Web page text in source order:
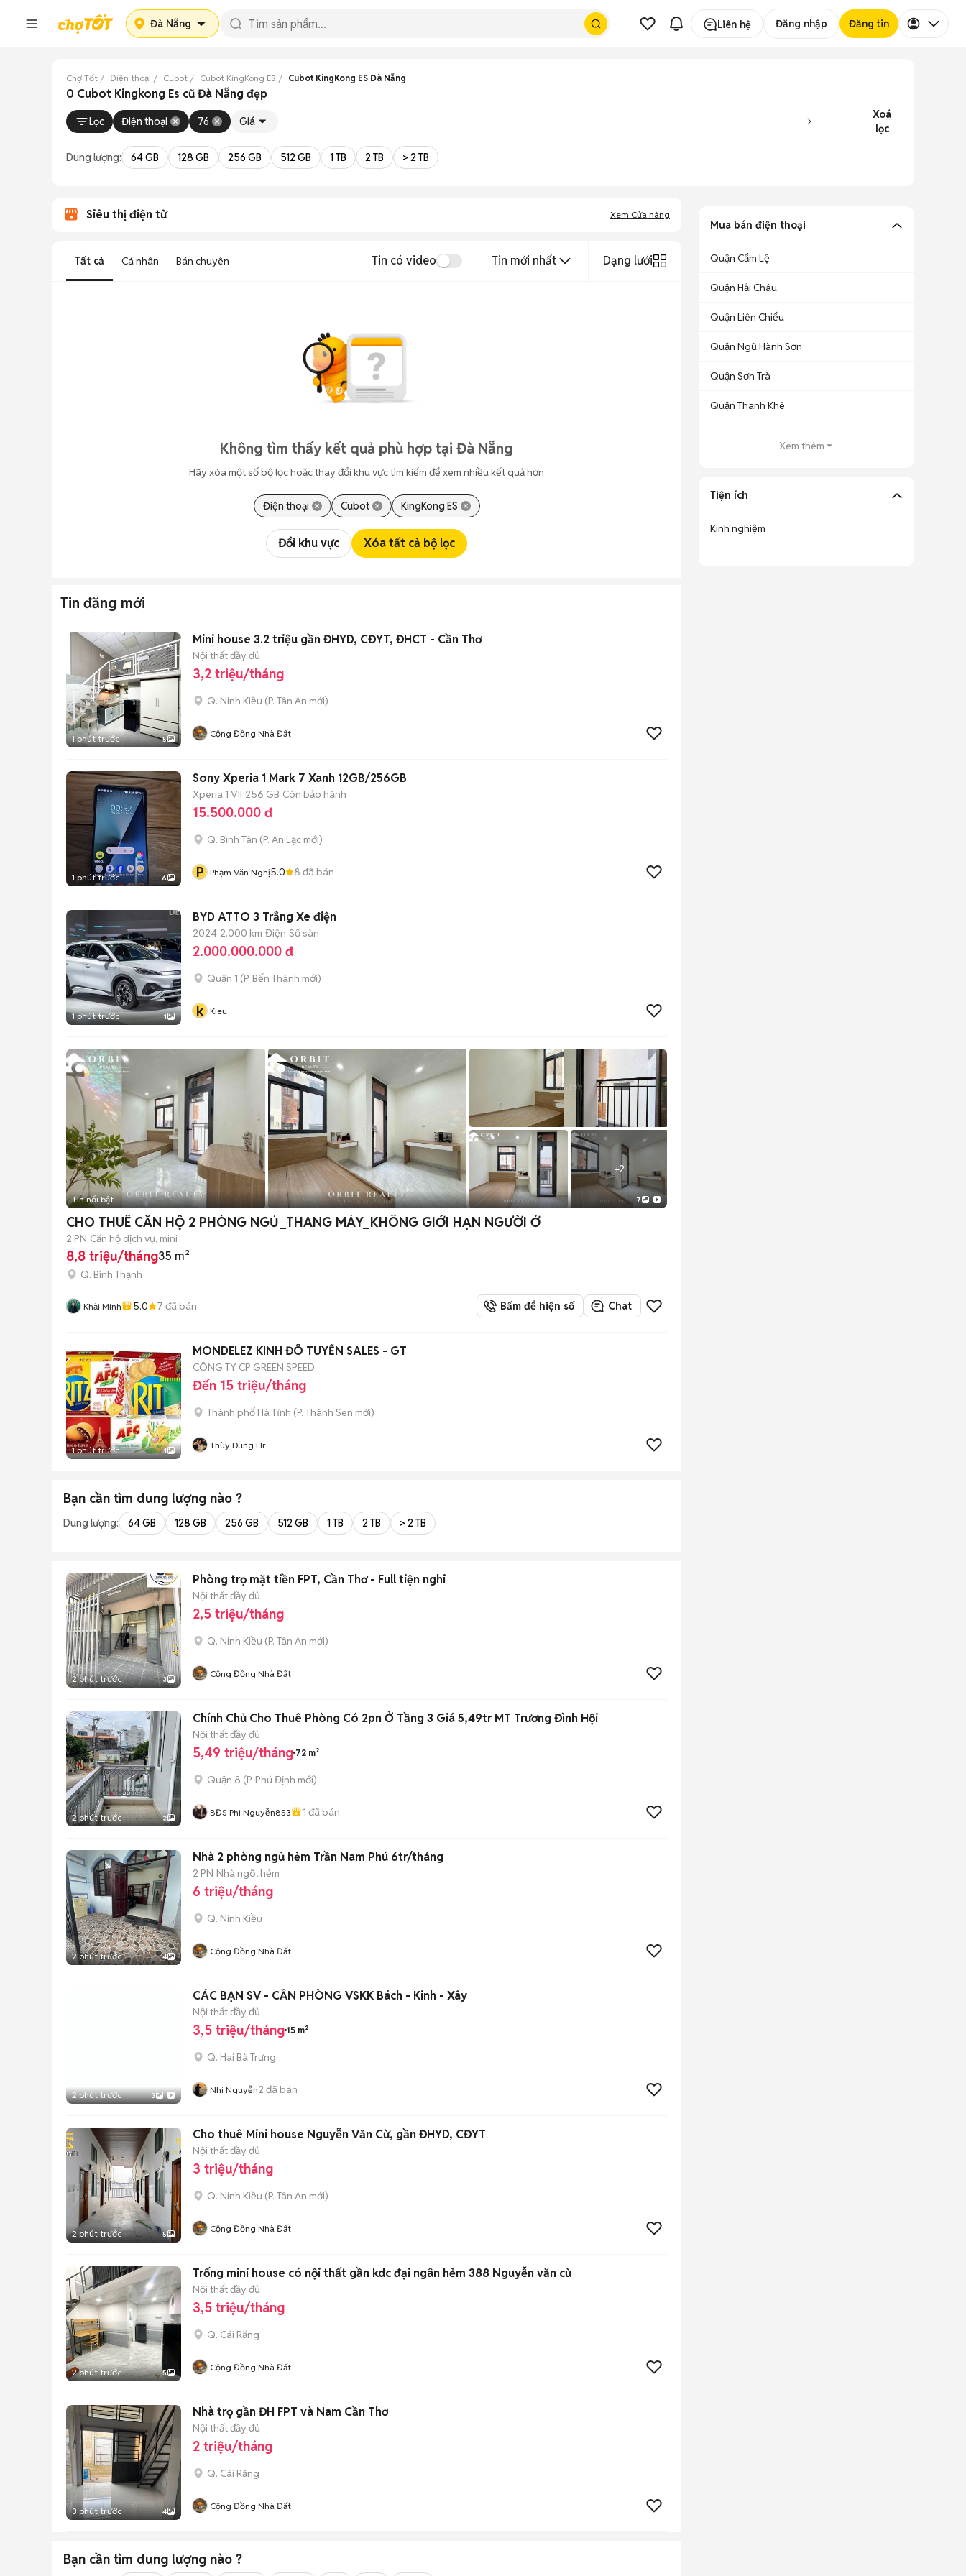
Đà Nẵng Liên hệ Đăng nhập Đăng tin
Chợ Tốt Điện thoại Cubot Cubot KingKong ES Cubot KingKong ES Đà Nẵng
0 Cubot Kingkong Es cũ Đà Nẵng đẹp
Lọc Điện thoại 76 Giá
Xoá
lọc
Dung lượng: 64 GB 128 GB 256 GB 512 GB 1 TB 2 TB > 2 TB
Siêu thị điện tử Xem Cửa hàng
Tất cả Cá nhân Bán chuyên Tin có video Tin mới nhất Dạng lưới
Không tìm thấy kết quả phù hợp tại Đà Nẵng
Hãy xóa một số bộ lọc hoặc thay đổi khu vực tìm kiếm để xem nhiều kết quả hơn
Điện thoại Cubot KingKong ES
Đổi khu vực Xóa tất cả bộ lọc
Tin đăng mới
1 phút trước 5
Mini house 3.2 triệu gần ĐHYD, CĐYT, ĐHCT - Cần Thơ
Nội thất đầy đủ
3,2 triệu/tháng
Q. Ninh Kiều (P. Tân An mới)
Cộng Đồng Nhà Đất
1 phút trước 6
Sony Xperia 1 Mark 7 Xanh 12GB/256GB
Xperia 1 VII 256 GB Còn bảo hành
15.500.000 đ
Q. Bình Tân (P. An Lạc mới)
P Phạm Văn Nghị5.0 8 đã bán
1 phút trước 1
BYD ATTO 3 Trắng Xe điện
2024 2.000 km Điện Số sàn
2.000.000.000 đ
Quận 1 (P. Bến Thành mới)
k Kieu
+2
Tin nổi bật 7
CHO THUÊ CĂN HỘ 2 PHÒNG NGỦ_THANG MÁY_KHÔNG GIỚI HẠN NGƯỜI Ở
2 PN Căn hộ dịch vụ, mini
8,8 triệu/tháng35 m²
Q. Bình Thạnh
Khải Minh 5.0 7 đã bán Bấm để hiện số Chat
1 phút trước 1
MONDELEZ KINH ĐÔ TUYỂN SALES - GT
CÔNG TY CP GREEN SPEED
Đến 15 triệu/tháng
Thành phố Hà Tĩnh (P. Thành Sen mới)
Thùy Dung Hr
Bạn cần tìm dung lượng nào ?
Dung lượng: 64 GB 128 GB 256 GB 512 GB 1 TB 2 TB > 2 TB
2 phút trước 3
Phòng trọ mặt tiền FPT, Cần Thơ - Full tiện nghi
Nội thất đầy đủ
2,5 triệu/tháng
Q. Ninh Kiều (P. Tân An mới)
Cộng Đồng Nhà Đất
2 phút trước 3
Chính Chủ Cho Thuê Phòng Có 2pn Ở Tầng 3 Giá 5,49tr MT Trương Đình Hội
Nội thất đầy đủ
5,49 triệu/tháng 72 m²
Quận 8 (P. Phú Định mới)
BĐS Phi Nguyễn853 1 đã bán
2 phút trước 4
Nhà 2 phòng ngủ hẻm Trần Nam Phú 6tr/tháng
2 PN Nhà ngõ, hẻm
6 triệu/tháng
Q. Ninh Kiều
Cộng Đồng Nhà Đất
2 phút trước 3
CÁC BẠN SV - CẦN PHÒNG VSKK Bách - Kinh - Xây
Nội thất đầy đủ
3,5 triệu/tháng 15 m²
Q. Hai Bà Trưng
Nhi Nguyễn2 đã bán
2 phút trước 5
Cho thuê Mini house Nguyễn Văn Cừ, gần ĐHYD, CĐYT
Nội thất đầy đủ
3 triệu/tháng
Q. Ninh Kiều (P. Tân An mới)
Cộng Đồng Nhà Đất
2 phút trước 5
Trống mini house có nội thất gần kdc đại ngân hẻm 388 Nguyễn văn cừ
Nội thất đầy đủ
3,5 triệu/tháng
Q. Cái Răng
Cộng Đồng Nhà Đất
3 phút trước 4
Nhà trọ gần ĐH FPT và Nam Cần Thơ
Nội thất đầy đủ
2 triệu/tháng
Q. Cái Răng
Cộng Đồng Nhà Đất
Bạn cần tìm dung lượng nào ?
Mua bán điện thoại
Quận Cẩm Lệ
Quận Hải Châu
Quận Liên Chiểu
Quận Ngũ Hành Sơn
Quận Sơn Trà
Quận Thanh Khê
Xem thêm
Tiện ích
Kinh nghiệm